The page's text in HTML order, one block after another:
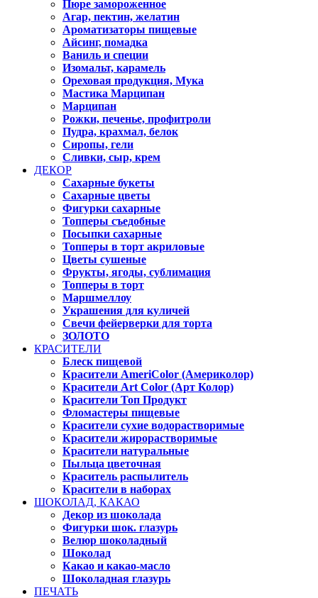
Пюре замороженное
Агар, пектин, желатин
Ароматизаторы пищевые
Айсинг, помадка
Ваниль и специи
Изомальт, карамель
Ореховая продукция, Мука
Мастика Марципан
Марципан
Рожки, печенье, профитроли
Пудра, крахмал, белок
Сиропы, гели
Сливки, сыр, крем
ДЕКОР
Сахарные букеты
Сахарные цветы
Фигурки сахарные
Топперы съедобные
Посыпки сахарные
Топперы в торт акриловые
Цветы сушеные
Фрукты, ягоды, сублимация
Топперы в торт
Маршмеллоу
Украшения для куличей
Свечи фейерверки для торта
ЗОЛОТО
КРАСИТЕЛИ
Блеск пищевой
Красители AmeriColor (Америколор)
Красители Art Color (Арт Колор)
Красители Топ Продукт
Фломастеры пищевые
Красители сухие водорастворимые
Красители жирорастворимые
Красители натуральные
Пыльца цветочная
Краситель распылитель
Красители в наборах
ШОКОЛАД, КАКАО
Декор из шоколада
Фигурки шок. глазурь
Велюр шоколадный
Шоколад
Какао и какао-масло
Шоколадная глазурь
ПЕЧАТЬ